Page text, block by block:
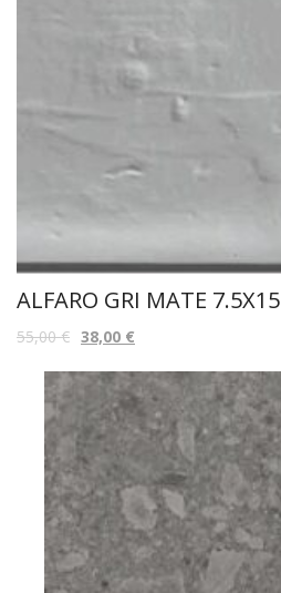
ALFARO GRI MATE 7.5X15
55,00€ 38,00 €